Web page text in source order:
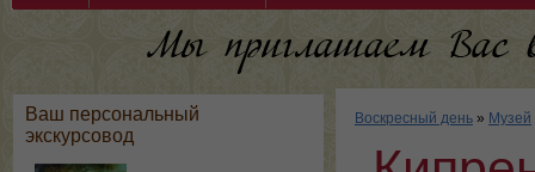
Ваш персональный
экскурсовод
Воскресный день » Музей